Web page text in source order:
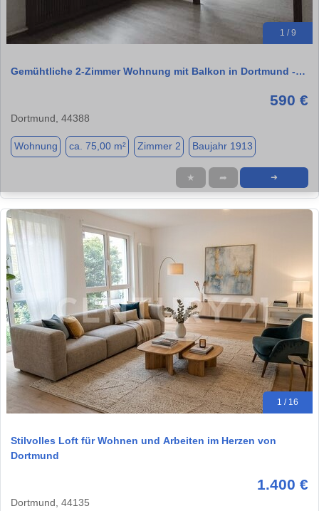
1 / 9
Gemühtliche 2-Zimmer Wohnung mit Balkon in Dortmund -…
590 €
Dortmund, 44388
Wohnung ca. 75,00 m² Zimmer 2 Baujahr 1913
★ ➦ ➜
1 / 16
Stilvolles Loft für Wohnen und Arbeiten im Herzen von
Dortmund
1.400 €
Dortmund, 44135